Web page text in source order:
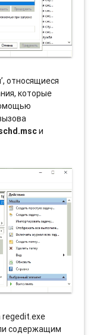
относящиеся
которые
и
содержащим